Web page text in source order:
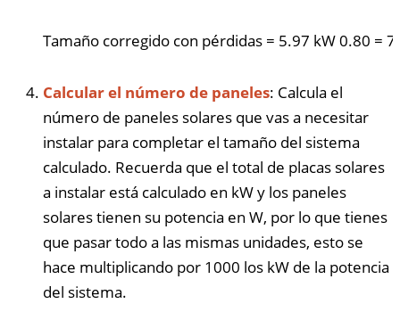
Tamaño corregido con pérdidas = 5.97 kW0.80 =
Calcular el número de paneles: Calcula el
número de paneles solares que vas a necesitar
instalar para completar el tamaño del sistema
calculado. Recuerda que el total de placas solares
a instalar está calculado en kW y los paneles
solares tienen su potencia en W, por lo que tienes
que pasar todo a las mismas unidades, esto se
hace multiplicando por 1000 los kW de la potencia
del sistema.